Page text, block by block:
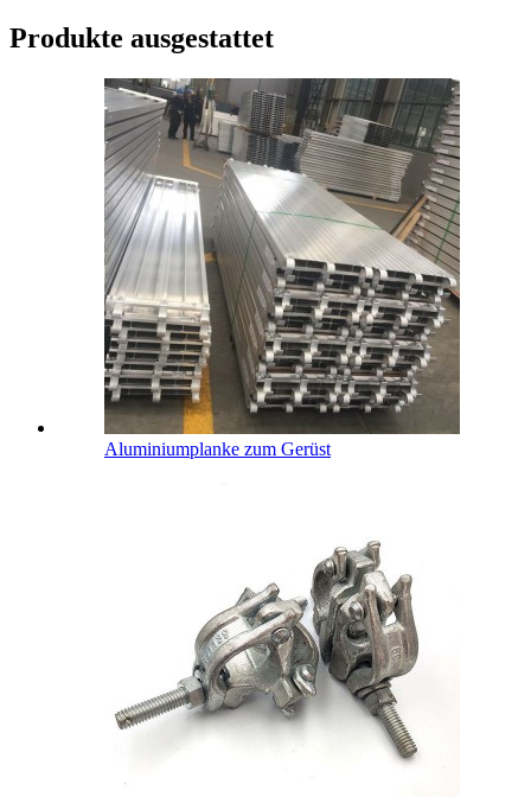
Produkte ausgestattet
Aluminiumplanke zum Gerüst